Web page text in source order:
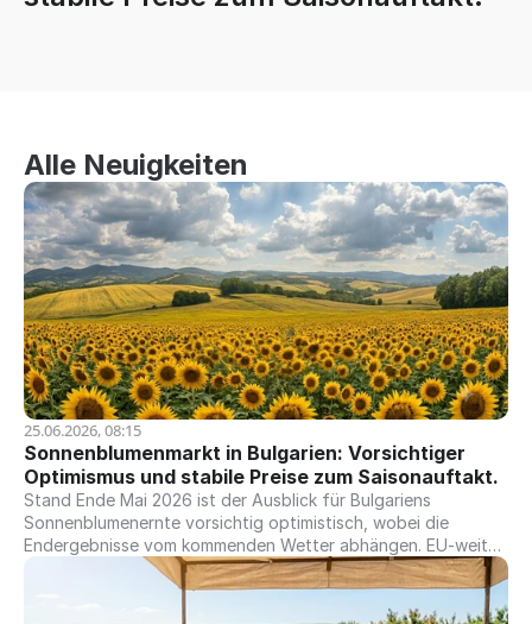
Alle Neuigkeiten
25.06.2026, 08:15
Sonnenblumenmarkt in Bulgarien: Vorsichtiger
Optimismus und stabile Preise zum Saisonauftakt.
Stand Ende Mai 2026 ist der Ausblick für Bulgariens
Sonnenblumenernte vorsichtig optimistisch, wobei die
Endergebnisse vom kommenden Wetter abhängen. EU-weit
prognostiziert die Europäische Kommission eine starke Saison
mit einer Produktion von etwa 9,6 Millionen Tonnen – dem
höchsten Stand seit drei Jahren. Bulgarien wird neben